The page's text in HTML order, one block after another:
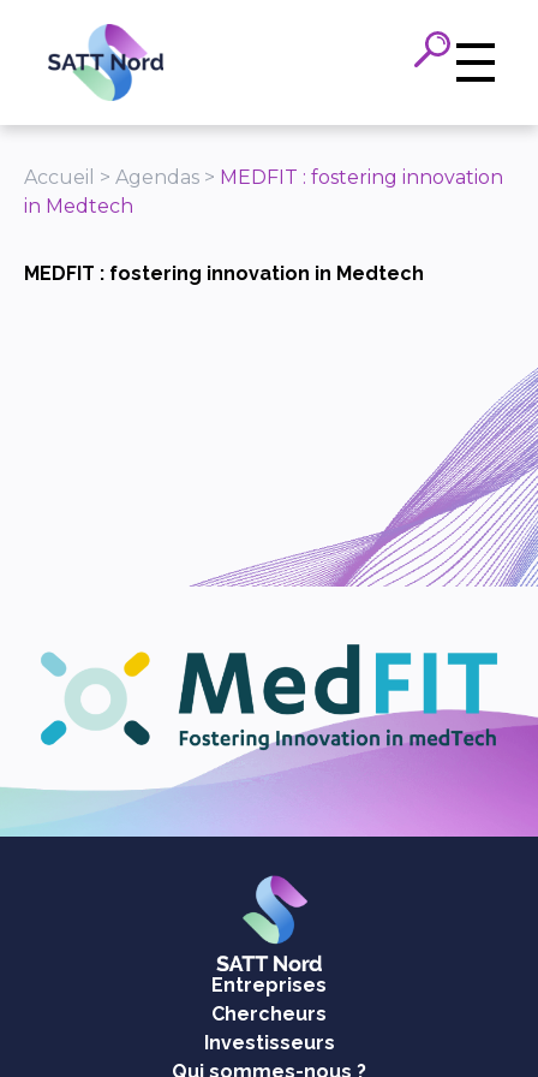
Accueil > Agendas > MEDFIT : fostering innovation
in Medtech
MEDFIT : fostering innovation in Medtech
Entreprises
Chercheurs
Investisseurs
Qui sommes-nous ?